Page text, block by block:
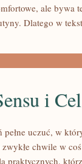
ale bywa
Dlatego w
i
uczuć, w
zwykłe chwile w
praktycznych,